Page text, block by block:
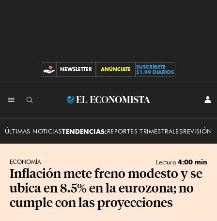
CONTRIBUCIONES
NEWSLETTER ANÚNCIATE
SUSCRÍBETE
$1.99 DIARIOS
El
ÚLTIMAS NOTICIASTENDENCIAS:REPORTES TRIMESTRALESREVISIÓN
ECONOMÍA Lectura 4:00 min
Inflación mete freno modesto y se
ubica en 8.5% en la eurozona; no
cumple con las proyecciones